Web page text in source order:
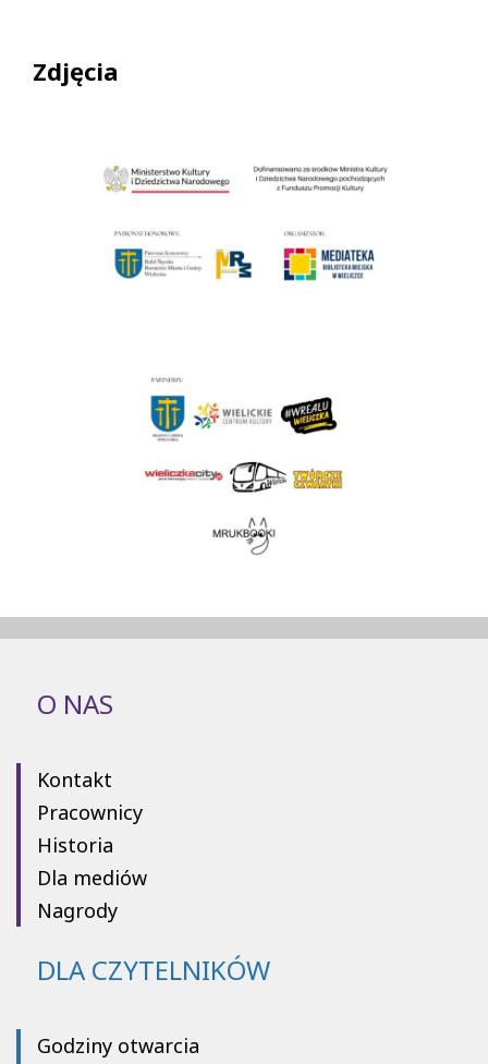
Zdjęcia
O NAS
Kontakt
Pracownicy
Historia
Dla mediów
Nagrody
DLA CZYTELNIKÓW
Godziny otwarcia